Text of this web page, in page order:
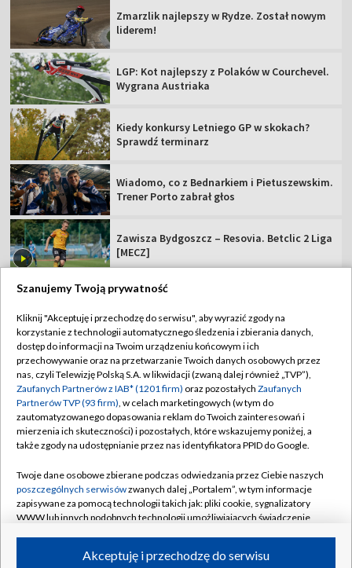
Zmarzlik najlepszy w Rydze. Został nowym
liderem!
LGP: Kot najlepszy z Polaków w Courchevel.
Wygrana Austriaka
Kiedy konkursy Letniego GP w skokach?
Sprawdź terminarz
Wiadomo, co z Bednarkiem i Pietuszewskim.
Trener Porto zabrał głos
Zawisza Bydgoszcz – Resovia. Betclic 2 Liga
[MECZ]
TVP
Abonament TVP
Sklep TVP
Biuro Reklamy
Oferta Handlowa
Emisja w TVP
Rada Programowa
Ogłoszenia przetargowe
Akademia Telewizyjna
Regulamin TVP
Polityka prywatności
Moje zgody
Biuro reklamy
Kanały
©2026 Telewizja Polska Spółka Akcyjna w likwidacji
Szanujemy Twoją prywatność
Kliknij "Akceptuję i przechodzę do serwisu", aby wyrazić zgody na
korzystanie z technologii automatycznego śledzenia i zbierania danych,
dostęp do informacji na Twoim urządzeniu końcowym i ich
przechowywanie oraz na przetwarzanie Twoich danych osobowych przez
nas, czyli Telewizję Polską S.A. w likwidacji (zwaną dalej również „TVP”),
Zaufanych Partnerów z IAB* (1201 firm) oraz pozostałych Zaufanych
Partnerów TVP (93 firm), w celach marketingowych (w tym do
zautomatyzowanego dopasowania reklam do Twoich zainteresowań i
mierzenia ich skuteczności) i pozostałych, które wskazujemy poniżej, a
także zgody na udostępnianie przez nas identyfikatora PPID do Google.
Twoje dane osobowe zbierane podczas odwiedzania przez Ciebie naszych
poszczególnych serwisówzwanych dalej „Portalem”, w tym informacje
zapisywane za pomocą technologii takich jak: pliki cookie, sygnalizatory
WWW lub innych podobnych technologii umożliwiających świadczenie
ruchu w Internecie.Akceptuję i przechodzę do serwisu